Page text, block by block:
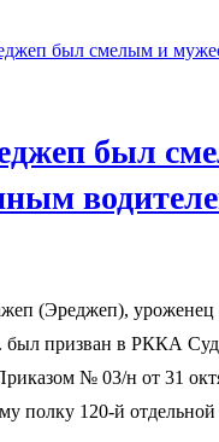
был
(Эреджеп), уроженец
был призван в РККА
№ 03/н от 31
полку 120-й